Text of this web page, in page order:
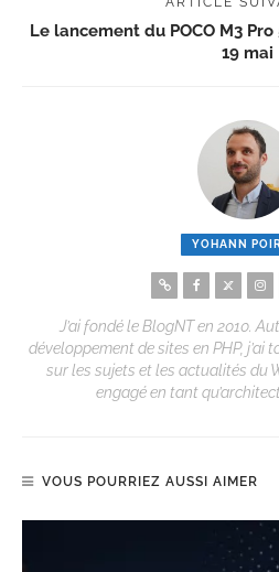
Le lancement du POCO M3
19 mai
YOHANN
J’ai fondé le BlogNT en 2010.
développement de sites en PHP,
sur les sujets et les actualités du
engagé en tant
VOUS POURRIEZ AUSSI AIMER